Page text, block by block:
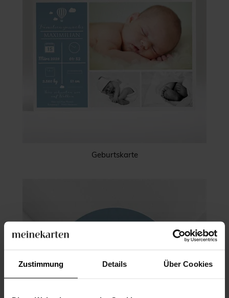
Zustimmung Details Über Cookies
Geburtskarte